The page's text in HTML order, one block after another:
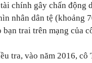
chính gây chấn động
nhân dân tệ (khoảng
bạn trai trên mạng của
tra, vào năm 2016,